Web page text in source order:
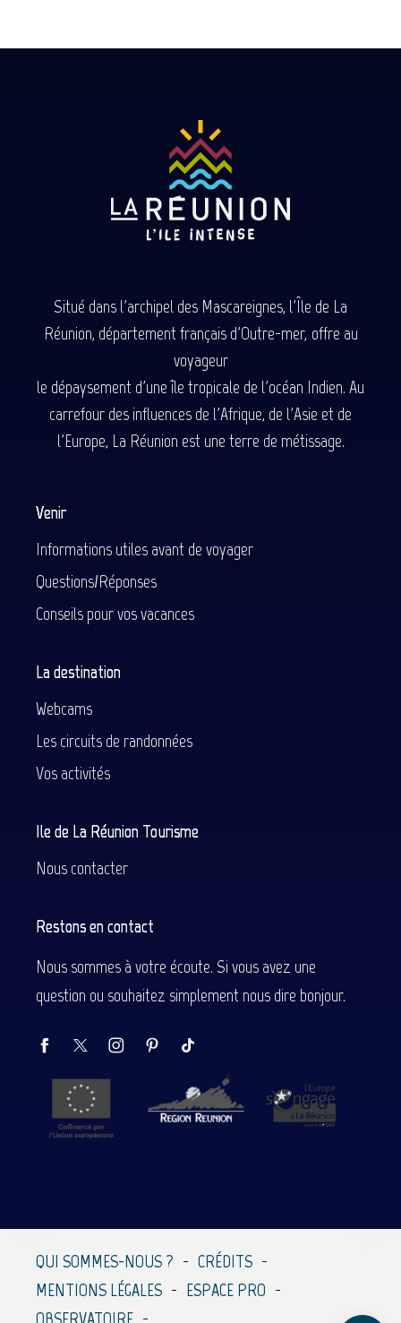
Situé dans l'archipel des Mascareignes, l'Île de La
Réunion, département français d'Outre-mer, offre au
voyageur
le dépaysement d'une île tropicale de l'océan Indien. Au
carrefour des influences de l'Afrique, de l'Asie et de
l'Europe, La Réunion est une terre de métissage.
Venir
Informations utiles avant de voyager
Questions/Réponses
Conseils pour vos vacances
La destination
Webcams
Les circuits de randonnées
Vos activités
Ile de La Réunion Tourisme
Nous contacter
Restons en contact
Nous sommes à votre écoute. Si vous avez une
question ou souhaitez simplement nous dire bonjour.
QUI SOMMES-NOUS ?
CRÉDITS
MENTIONS LÉGALES
ESPACE PRO
OBSERVATOIRE